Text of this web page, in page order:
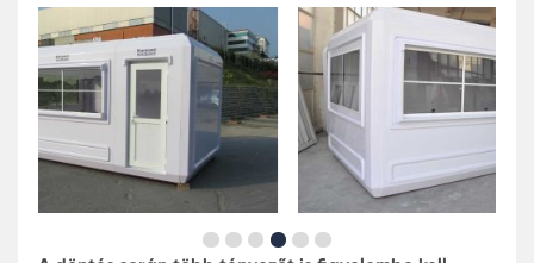
Előregyártott vs Mobil
Menedékhelyek: Voroságok és
előnyök
Az utóbbi években a menedékhelyek iránti igény
jelentősen nőtt, legyen szó katonai, vészhelyzeti
más speciális alkalmazásokról. A menedékhelyek
fő kategóriáját, az előregyártott és a mobil